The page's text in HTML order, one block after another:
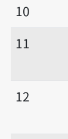
10
11
12